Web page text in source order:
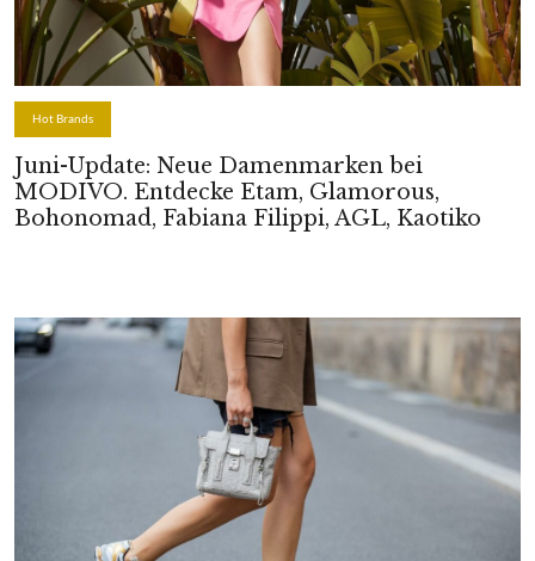
Hot Brands
Juni-Update: Neue Damenmarken bei
MODIVO. Entdecke Etam, Glamorous,
Bohonomad, Fabiana Filippi, AGL, Kaotiko